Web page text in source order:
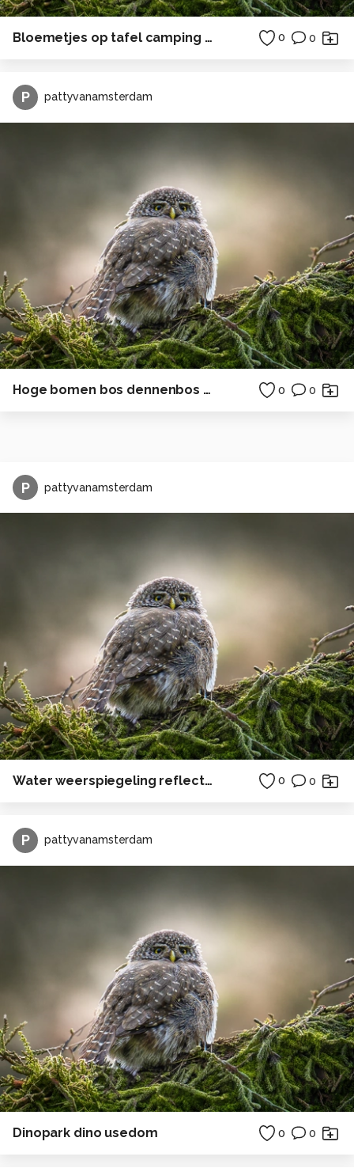
Bloemetjes op tafel camping zonsondergang 0 0
P pattyvanamsterdam
Hoge bomen bos dennenbos Duitsland 0 0
P pattyvanamsterdam
Water weerspiegeling reflectie bos 0 0
P pattyvanamsterdam
Dinopark dino usedom 0 0